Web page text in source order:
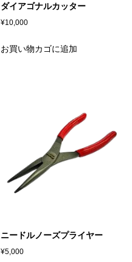
ダイアゴナルカッター
¥10,000
お買い物カゴに追加
ニードルノーズプライヤー
¥5,000